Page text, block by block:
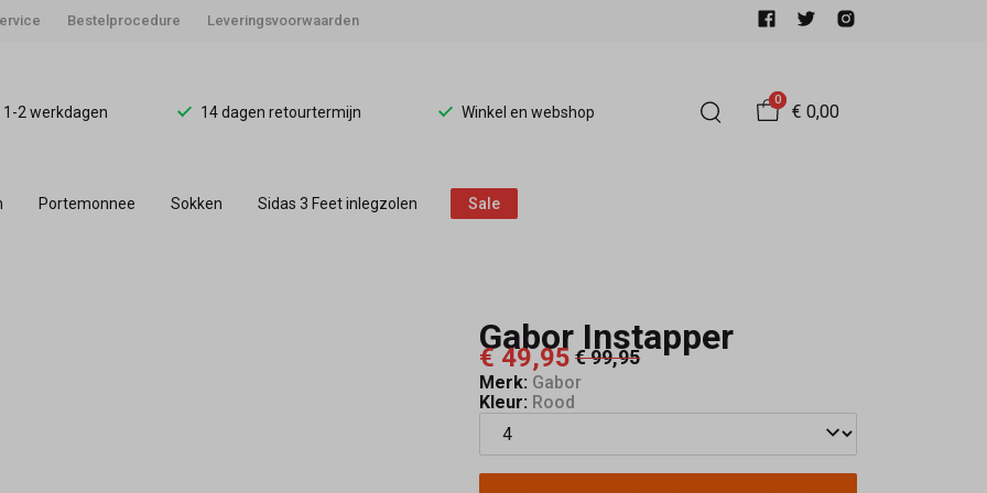
Bestelprocedure Leveringsvoorwaarden
1-2 werkdagen 14 dagen retourtermijn Winkel en webshop
0
€ 0,00
Portemonnee Sokken Sidas 3 Feet inlegzolen Sale
Gabor Instapper
€ 49,95 € 99,95
Merk: Gabor
Kleur: Rood